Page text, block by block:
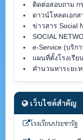
ติดต่อสอบถาม
ดาวน์โหลดเอกส
ข่าวสาร Social
SOCIAL
e-Service (บริก
แผนที่ตั้งโรงเรีย
คำนวนหาระยะท
เว็บไซต์สำคัญ
โรงเรียนประชารัฐ